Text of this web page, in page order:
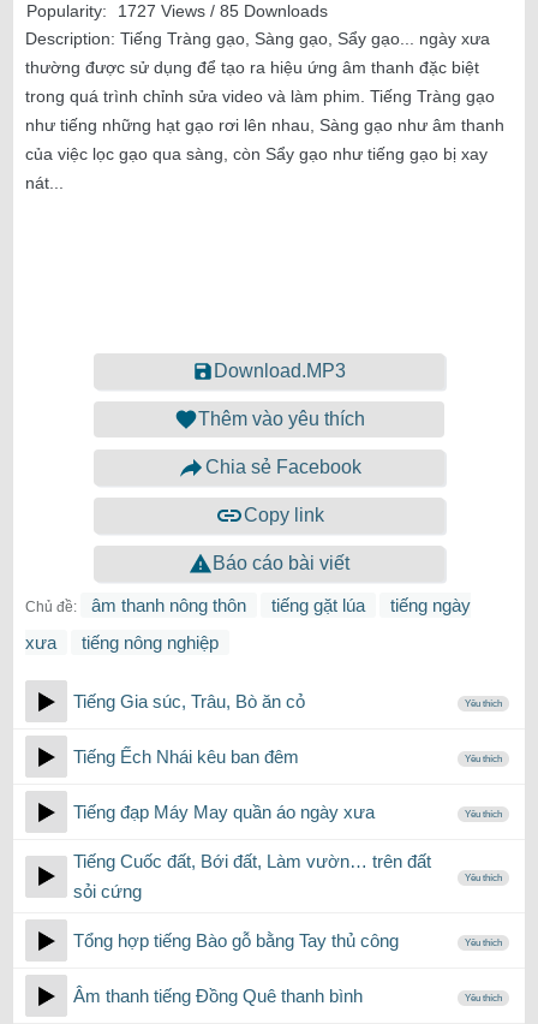
Popularity:
1727 Views / 85 Downloads
Description: Tiếng Tràng gạo, Sàng gạo, Sẩy gạo... ngày xưa
thường được sử dụng để tạo ra hiệu ứng âm thanh đặc biệt
trong quá trình chỉnh sửa video và làm phim. Tiếng Tràng gạo
như tiếng những hạt gạo rơi lên nhau, Sàng gạo như âm thanh
của việc lọc gạo qua sàng, còn Sẩy gạo như tiếng gạo bị xay
nát...
Download.MP3
Thêm vào yêu thích
Chia sẻ Facebook
Copy link
Báo cáo bài viết
Chủ đề: âm thanh nông thôn tiếng gặt lúa
tiếng ngày
xưa
tiếng nông nghiệp
Tiếng Gia súc, Trâu, Bò ăn cỏ Yêu thích
Tiếng Ếch Nhái kêu ban đêm Yêu thích
Tiếng đạp Máy May quần áo ngày xưa Yêu thích
Tiếng Cuốc đất, Bới đất, Làm vườn… trên đất
sỏi cứng
Yêu thích
Tổng hợp tiếng Bào gỗ bằng Tay thủ công Yêu thích
Âm thanh tiếng Đồng Quê thanh bình Yêu thích